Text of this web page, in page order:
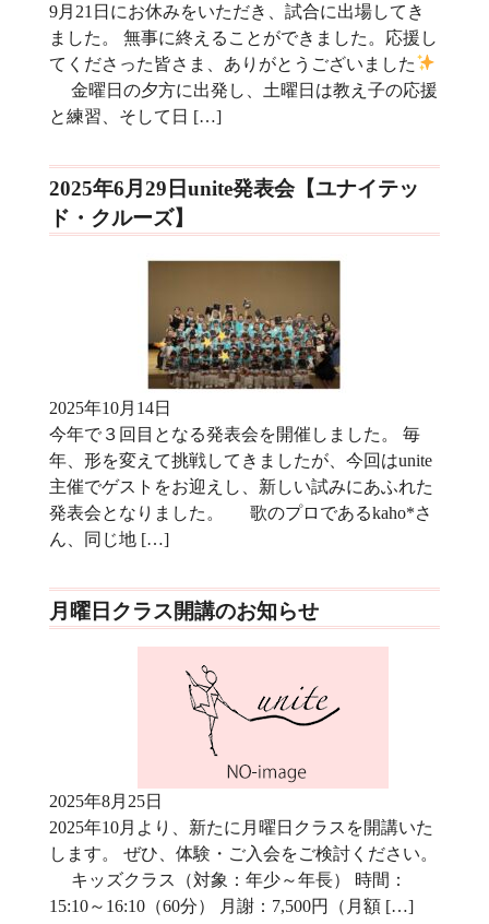
9月21日にお休みをいただき、試合に出場してき
ました。 無事に終えることができました。応援し
てくださった皆さま、ありがとうございました
金曜日の夕方に出発し、土曜日は教え子の応援
と練習、そして日 […]
2025年6月29日unite発表会【ユナイテッ
ド・クルーズ】
2025年10月14日
今年で３回目となる発表会を開催しました。 毎
年、形を変えて挑戦してきましたが、今回はunite
主催でゲストをお迎えし、新しい試みにあふれた
発表会となりました。 歌のプロであるkaho*さ
ん、同じ地 […]
月曜日クラス開講のお知らせ
2025年8月25日
2025年10月より、新たに月曜日クラスを開講いた
します。 ぜひ、体験・ご入会をご検討ください。
キッズクラス（対象：年少～年長） 時間：
15:10～16:10（60分） 月謝：7,500円（月額 […]